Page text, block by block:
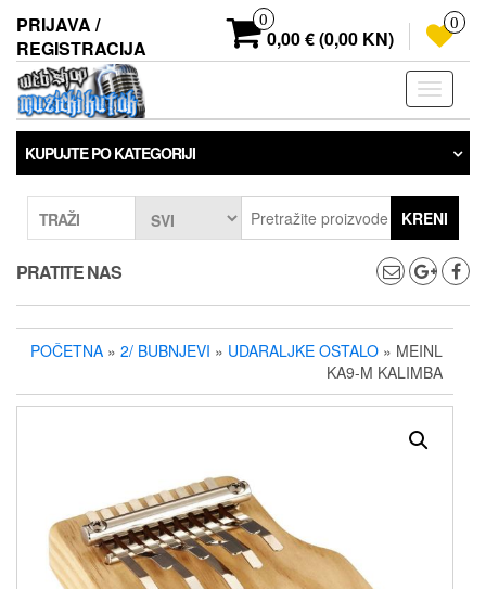
sadržaj
PRIJAVA /
REGISTRACIJA
0
0,00 € (0,00 KN)
0
KUPUJTE PO KATEGORIJI
TRAŽI KRENI
PRATITE NAS
POČETNA » 2/ BUBNJEVI » UDARALJKE OSTALO » MEINL
KA9-M KALIMBA